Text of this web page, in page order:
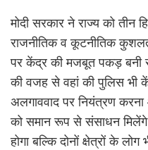
मोदी सरकार ने राज्य को तीन
राजनीतिक व कूटनीतिक
पर केंद्र की मजबूत पकड़ बनी
की वजह से वहां की पुलिस भी
अलगाववाद पर नियंत्रण करना
को समान रूप से संसाधन मिलेंगे
होगा बल्कि दोनों क्षेत्रों के